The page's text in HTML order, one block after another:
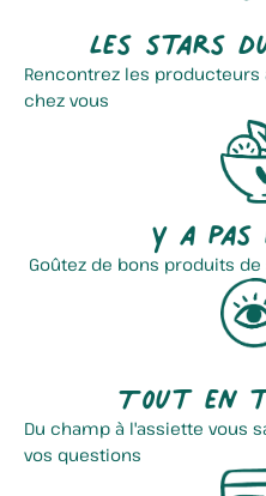
Les stars
Rencontrez les
chez vous
Y a
Goûtez de bons produits
Tout en
Du champ à l'assiette vous
vos questions